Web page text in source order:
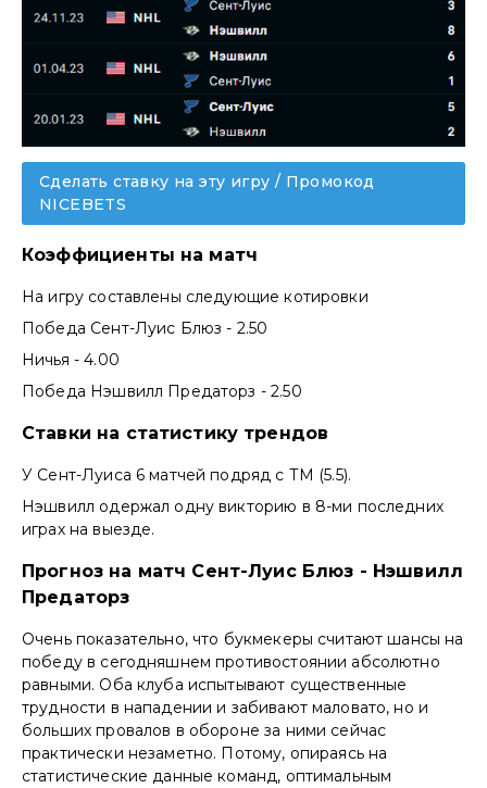
Сделать ставку на эту игру / Промокод
NICEBETS
Коэффициенты на матч
На игру составлены следующие котировки
Победа Сент-Луис Блюз - 2.50
Ничья - 4.00
Победа Нэшвилл Предаторз - 2.50
Ставки на статистику трендов
У Сент-Луиса 6 матчей подряд с ТМ (5.5).
Нэшвилл одержал одну викторию в 8-ми последних
играх на выезде.
Прогноз на матч Сент-Луис Блюз - Нэшвилл
Предаторз
Очень показательно, что букмекеры считают шансы на
победу в сегодняшнем противостоянии абсолютно
равными. Оба клуба испытывают существенные
трудности в нападении и забивают маловато, но и
больших провалов в обороне за ними сейчас
практически незаметно. Потому, опираясь на
статистические данные команд, оптимальным